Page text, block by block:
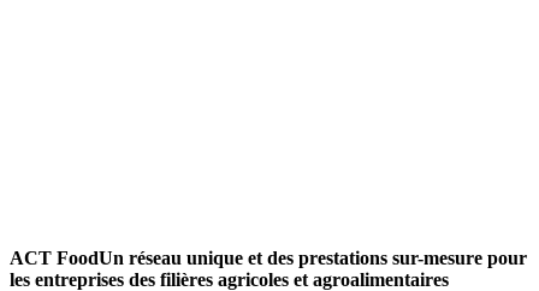
ACT FoodUn réseau unique et des prestations sur-mesure pour
les entreprises des filières agricoles et agroalimentaires